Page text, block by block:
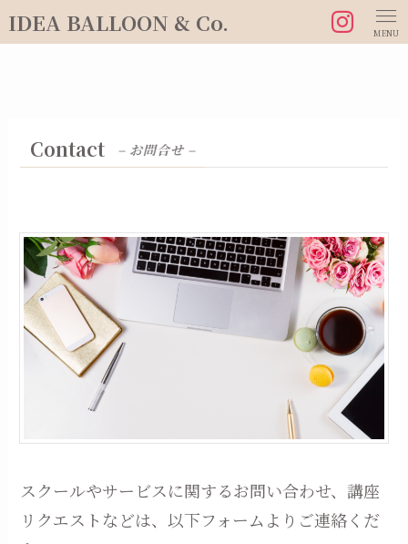
IDEA BALLOON & Co. MENU
Contact – お問合せ –
スクールやサービスに関するお問い合わせ、講座
リクエストなどは、以下フォームよりご連絡くだ